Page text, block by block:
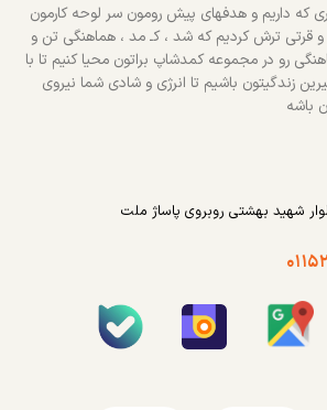
که داریم و هدفهای پیش رومون سر لوحه کارمون
و قرتی ترش کردیم که شد ، کـ مد ، هماهنگی تن و
رو در مجموعه کمدشاپ براتون محیا کنیم تا با
زندگیتون باشیم تا انرژی و شادی شما نیروی
باشه
شهید بهشتی روبروی پاساژ ملت